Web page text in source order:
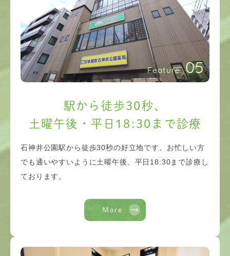
Feature. 05
駅から徒歩30秒、
土曜午後・平日18:30まで診療
石神井公園駅から徒歩30秒の好立地です。お忙しい方
でも通いやすいように土曜午後、平日18:30まで診療し
ております。
More